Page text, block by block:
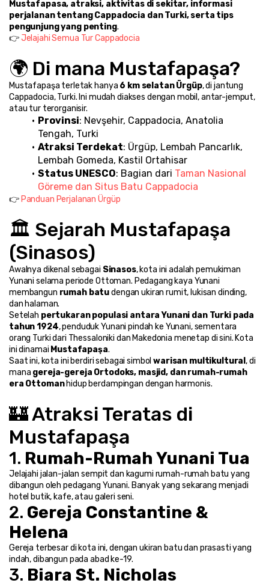
Mustafapasa, atraksi, aktivitas di sekitar, informasi
perjalanan tentang Cappadocia dan Turki, serta tips
pengunjung yang penting.
👉 Jelajahi Semua Tur Cappadocia
🌍 Di mana Mustafapaşa?
Mustafapaşa terletak hanya 6 km selatan Ürgüp, di jantung
Cappadocia, Turki. Ini mudah diakses dengan mobil, antar-jemput,
atau tur terorganisir.
Provinsi: Nevşehir, Cappadocia, Anatolia
Tengah, Turki
Atraksi Terdekat: Ürgüp, Lembah Pancarlık,
Lembah Gomeda, Kastil Ortahisar
Status UNESCO: Bagian dari Taman Nasional
Göreme dan Situs Batu Cappadocia
👉 Panduan Perjalanan Ürgüp
🏛️ Sejarah Mustafapaşa
(Sinasos)
Awalnya dikenal sebagai Sinasos, kota ini adalah pemukiman
Yunani selama periode Ottoman. Pedagang kaya Yunani
membangun rumah batu dengan ukiran rumit, lukisan dinding,
dan halaman.
Setelah pertukaran populasi antara Yunani dan Turki pada
tahun 1924, penduduk Yunani pindah ke Yunani, sementara
orang Turki dari Thessaloniki dan Makedonia menetap di sini. Kota
ini dinamai Mustafapaşa.
Saat ini, kota ini berdiri sebagai simbol warisan multikultural, di
mana gereja-gereja Ortodoks, masjid, dan rumah-rumah
era Ottoman hidup berdampingan dengan harmonis.
🏰 Atraksi Teratas di
Mustafapaşa
1. Rumah-Rumah Yunani Tua
Jelajahi jalan-jalan sempit dan kagumi rumah-rumah batu yang
dibangun oleh pedagang Yunani. Banyak yang sekarang menjadi
hotel butik, kafe, atau galeri seni.
2. Gereja Constantine &
Helena
Gereja terbesar di kota ini, dengan ukiran batu dan prasasti yang
indah, dibangun pada abad ke-19.
3. Biara St. Nicholas